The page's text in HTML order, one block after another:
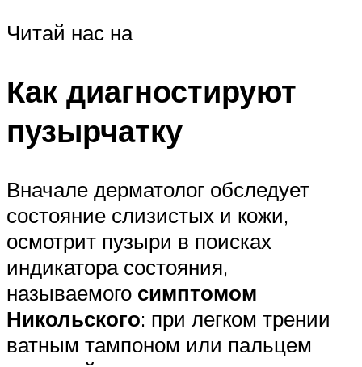
Читай нас на
Как диагностируют
пузырчатку
Вначале дерматолог обследует
состояние слизистых и кожи,
осмотрит пузыри в поисках
индикатора состояния,
называемого симптомом
Никольского: при легком трении
ватным тампоном или пальцем